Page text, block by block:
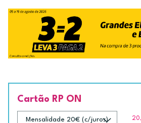
Cartão RP ON